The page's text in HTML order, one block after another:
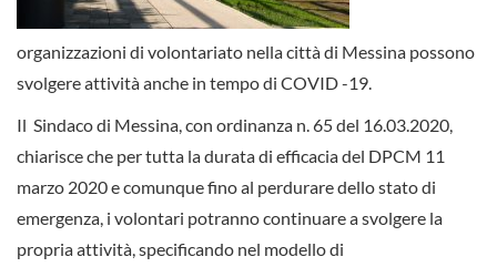
organizzazioni di volontariato nella città di Messina possono
svolgere attività anche in tempo di COVID -19.
Il Sindaco di Messina, con ordinanza n. 65 del 16.03.2020,
chiarisce che per tutta la durata di efficacia del DPCM 11
marzo 2020 e comunque fino al perdurare dello stato di
emergenza, i volontari potranno continuare a svolgere la
propria attività, specificando nel modello di